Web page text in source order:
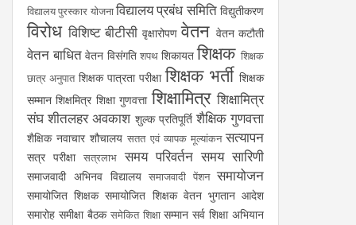
विद्यालय पुरस्कार योजनाविद्यालय प्रबंध समिति विद्युतीकरण
विरोध विशिष्ट बीटीसी वृक्षारोपण वेतन वेतन कटौती
वेतन बाधित वेतन विसंगति शपथ शिकायत शिक्षक शिक्षक
छात्र अनुपात शिक्षक पात्रता परीक्षा शिक्षक भर्ती शिक्षक
सम्मान शिक्षमित्र शिक्षा गुणवत्ता शिक्षामित्र शिक्षामित्र
संघ शीतलहर अवकाश शुल्क प्रतिपूर्ति शैक्षिक गुणवत्ता
शैक्षिक नवाचार शौचालय सतत एवं व्यापक मूल्यांकन सत्यापन
सत्र परीक्षा सत्रलाभ समय परिवर्तन समय सारिणी
समाजवादी अभिनव विद्यालय समाजवादी पेंशन समायोजन
समायोजित शिक्षक समायोजित शिक्षक वेतन भुगतान आदेश
समारोह समीक्षा बैठक समेकित शिक्षा सम्मान सर्व शिक्षा अभियान